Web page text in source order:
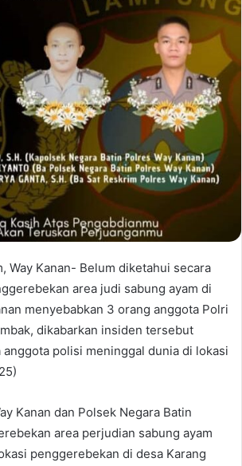
Way Kanan- Belum diketahui secara
area judi sabung ayam di
menyebabkan 3 orang anggota Polri
dikabarkan insiden tersebut
anggota polisi meninggal dunia di lokasi
Kanan dan Polsek Negara Batin
area perjudian sabung ayam
penggerebekan di desa Karang